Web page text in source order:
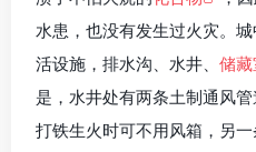
水患，也没有发生过火灾。
活设施，排水沟、水井、 储藏
是，水井处有两条土制通风
打铁生火时可不用风箱，另